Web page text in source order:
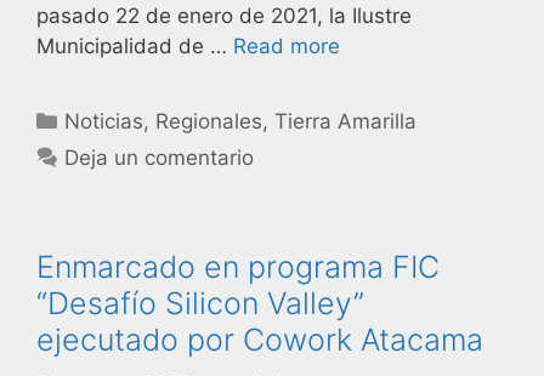
pasado 22 de enero de 2021, la Ilustre
Municipalidad de … Read more
Noticias, Regionales,Tierra Amarilla
Deja un comentario
Enmarcado en programa FIC
“Desafío Silicon Valley”
ejecutado por Cowork Atacama